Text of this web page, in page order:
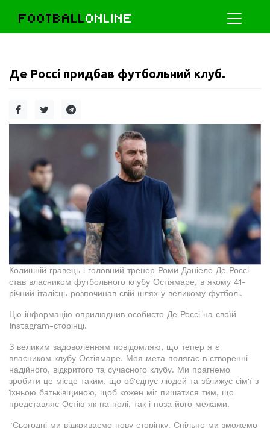
FOOTBALLONLINE
Де Россі придбав футбольний клуб.
Колишній гравець і головний тренер Роми Даніеле Де Россі
став власником футбольного клубу Остіямаре, в якому 41-
річний італієць розпочинав свій шлях у великому футболі.
Цю інформацію оприлюднив особисто Де Россі на своїй
Instagram-сторінці.
З великим задоволенням повідомляю, що тепер я є
власником клубу Остіямаре. Моя мета полягає в створенні
надійного, відкритого та сучасного клубу. Ми прагнемо
зробити це місце таким, що об'єднує людей та зближує сім'ї з
їхньою батьківщиною, щоб кожен міг пишатися тим, що
представляє Остію як на полі, так і поза його межами.
"Сьогодні ми відкриваємо нову сторінку. Спільно ми зможемо